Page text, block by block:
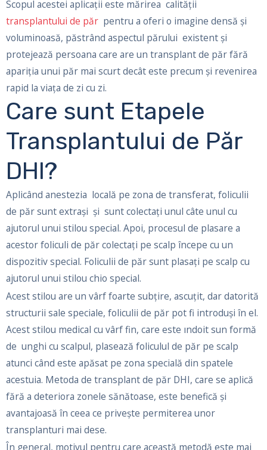
Scopul acestei aplicații este mărirea calității
transplantului de păr pentru a oferi o imagine densă și
voluminoasă, păstrând aspectul părului existent şi
protejează persoana care are un transplant de păr fără
apariția unui păr mai scurt decât este precum şi revenirea
rapid la viața de zi cu zi.
Care sunt Etapele
Transplantului de Păr
DHI?
Aplicând anestezia locală pe zona de transferat, foliculii
de păr sunt extraşi şi sunt colectați unul câte unul cu
ajutorul unui stilou special. Apoi, procesul de plasare a
acestor foliculi de păr colectați pe scalp începe cu un
dispozitiv special. Foliculii de păr sunt plasați pe scalp cu
ajutorul unui stilou chio special.
Acest stilou are un vârf foarte subțire, ascuțit, dar datorită
structurii sale speciale, foliculii de păr pot fi introduși în el.
Acest stilou medical cu vârf fin, care este ındoit sun formă
de unghi cu scalpul, plasează foliculul de păr pe scalp
atunci când este apăsat pe zona specială din spatele
acestuia. Metoda de transplant de păr DHI, care se aplică
fără a deteriora zonele sănătoase, este benefică și
avantajoasă în ceea ce privește permiterea unor
transplanturi mai dese.
În general, motivul pentru care această metodă este mai